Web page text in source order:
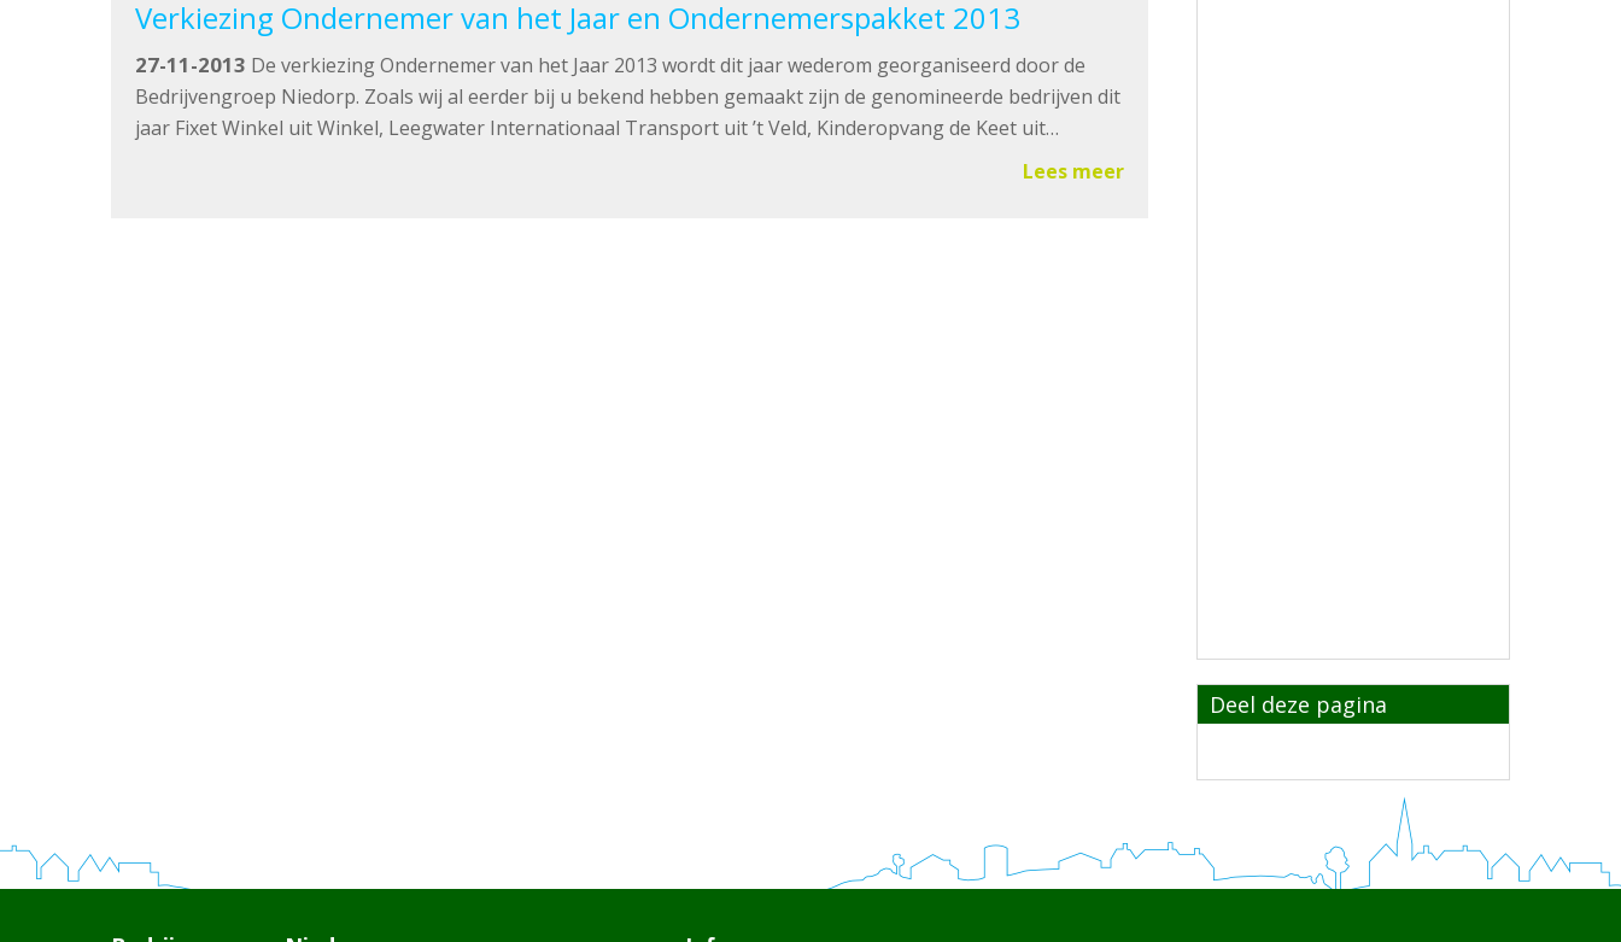
Verkiezing Ondernemer van het Jaar en Ondernemerspakket 2013
27-11-2013 De verkiezing Ondernemer van het Jaar 2013 wordt dit jaar wederom georganiseerd door de
Bedrijvengroep Niedorp. Zoals wij al eerder bij u bekend hebben gemaakt zijn de genomineerde bedrijven dit
jaar Fixet Winkel uit Winkel, Leegwater Internationaal Transport uit ’t Veld, Kinderopvang de Keet uit…
Lees meer
Deel deze pagina